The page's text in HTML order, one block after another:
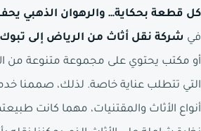
كل قطعة بحكاية… والرهوان الذهبي
في شركة نقل أثاث من الرياض إلى تبوك
أو مكتب يحتوي على مجموعة متنوعة من
التي تتطلب عناية خاصة. لذلك، صممنا
أنواع الأثاث والمقتنيات، مهما كانت